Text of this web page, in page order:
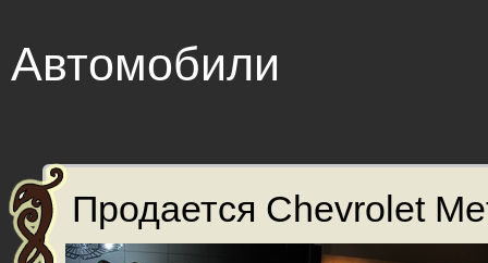
Автомобили
Продается Chevrolet